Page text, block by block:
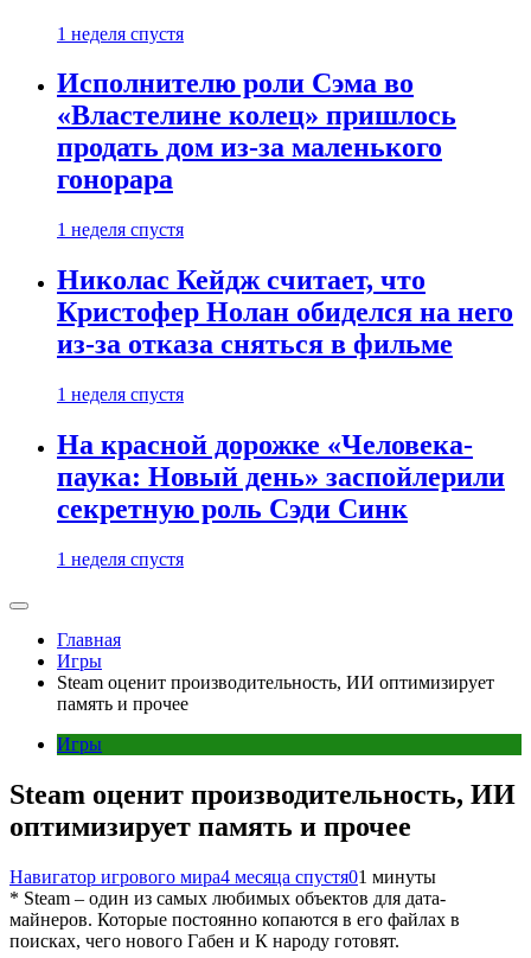
1 неделя спустя
Исполнителю роли Сэма во
«Властелине колец» пришлось
продать дом из-за маленького
гонорара
1 неделя спустя
Николас Кейдж считает, что
Кристофер Нолан обиделся на него
из-за отказа сняться в фильме
1 неделя спустя
На красной дорожке «Человека-
паука: Новый день» заспойлерили
секретную роль Сэди Синк
1 неделя спустя
Главная
Игры
Steam оценит производительность, ИИ оптимизирует
память и прочее
Игры
Steam оценит производительность, ИИ
оптимизирует память и прочее
Навигатор игрового мира4 месяца спустя01 минуты
* Steam – один из самых любимых объектов для дата-
майнеров. Которые постоянно копаются в его файлах в
поисках, чего нового Габен и К народу готовят.